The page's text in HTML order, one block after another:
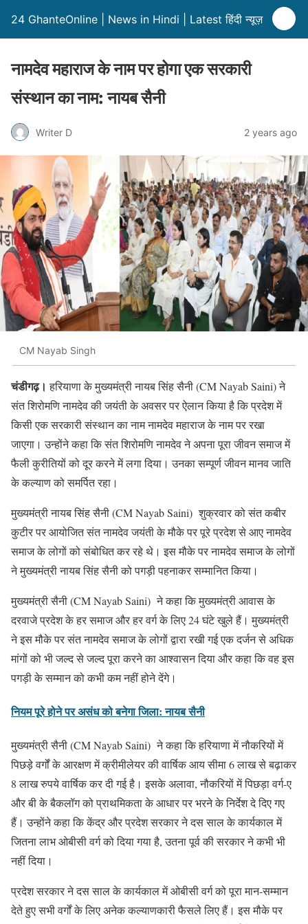
24 GhanteOnline | News in Hindi | Latest हिंदी न्यूज़
नामदेव महाराज के नाम पर होगा एक सरकारी
संस्थान का नाम: नायब सैनी
Writer D 2 years ago
CM Nayab Singh
चंडीगढ़। हरियाणा के मुख्यमंत्री नायब सिंह सैनी (CM Nayab Saini) ने
संत शिरोमणि नामदेव की जयंती के अवसर पर ऐलान किया है कि प्रदेश में
किसी एक सरकारी संस्थान का नाम नामदेव महाराज के नाम पर रखा
जाएगा। उन्होंने कहा कि संत शिरोमणि नामदेव ने अपना पूरा जीवन समाज में
फैली कुरीतियों को दूर करने में लगा दिया। उनका सम्पूर्ण जीवन मानव जाति
के कल्याण को समर्पित रहा।
मुख्यमंत्री नायब सिंह सैनी (CM Nayab Saini) शुक्रवार को संत कबीर
कुटीर पर आयोजित संत नामदेव जयंती के मौके पर पूरे प्रदेश से आए नामदेव
समाज के लोगों को संबोधित कर रहे थे। इस मौके पर नामदेव समाज के लोगों
ने मुख्यमंत्री नायब सिंह सैनी को पगड़ी पहनाकर सम्मानित किया।
मुख्यमंत्री सैनी (CM Nayab Saini) ने कहा कि मुख्यमंत्री आवास के
दरवाजे प्रदेश के हर समाज और हर वर्ग के लिए 24 घंटे खुले हैं। मुख्यमंत्री
ने इस मौके पर संत नामदेव समाज के लोगों द्वारा रखी गई एक दर्जन से अधिक
मांगों को भी जल्द से जल्द पूरा करने का आश्वासन दिया और कहा कि वह इस
पगड़ी के सम्मान को कभी कम नहीं होने देंगे।
नियम पूरे होने पर असंध को बनेगा जिला: नायब सैनी
मुख्यमंत्री सैनी (CM Nayab Saini) ने कहा कि हरियाणा में नौकरियों में
पिछड़े वर्गों के आरक्षण में क्रीमीलेयर की वार्षिक आय सीमा 6 लाख से बढ़ाकर
8 लाख रुपये वार्षिक कर दी गई है। इसके अलावा, नौकरियों में पिछड़ा वर्ग-ए
और बी के बैकलॉग को प्राथमिकता के आधार पर भरने के निर्देश दे दिए गए
हैं। उन्होंने कहा कि केंद्र और प्रदेश सरकार ने दस साल के कार्यकाल में
जितना लाभ ओबीसी वर्ग को दिया गया है, उतना पूर्व की सरकार ने कभी भी
नहीं दिया।
प्रदेश सरकार ने दस साल के कार्यकाल में ओबीसी वर्ग को पूरा मान-सम्मान
देते हुए सभी वर्गों के लिए अनेक कल्याणकारी फैसले लिए हैं। इस मौके पर